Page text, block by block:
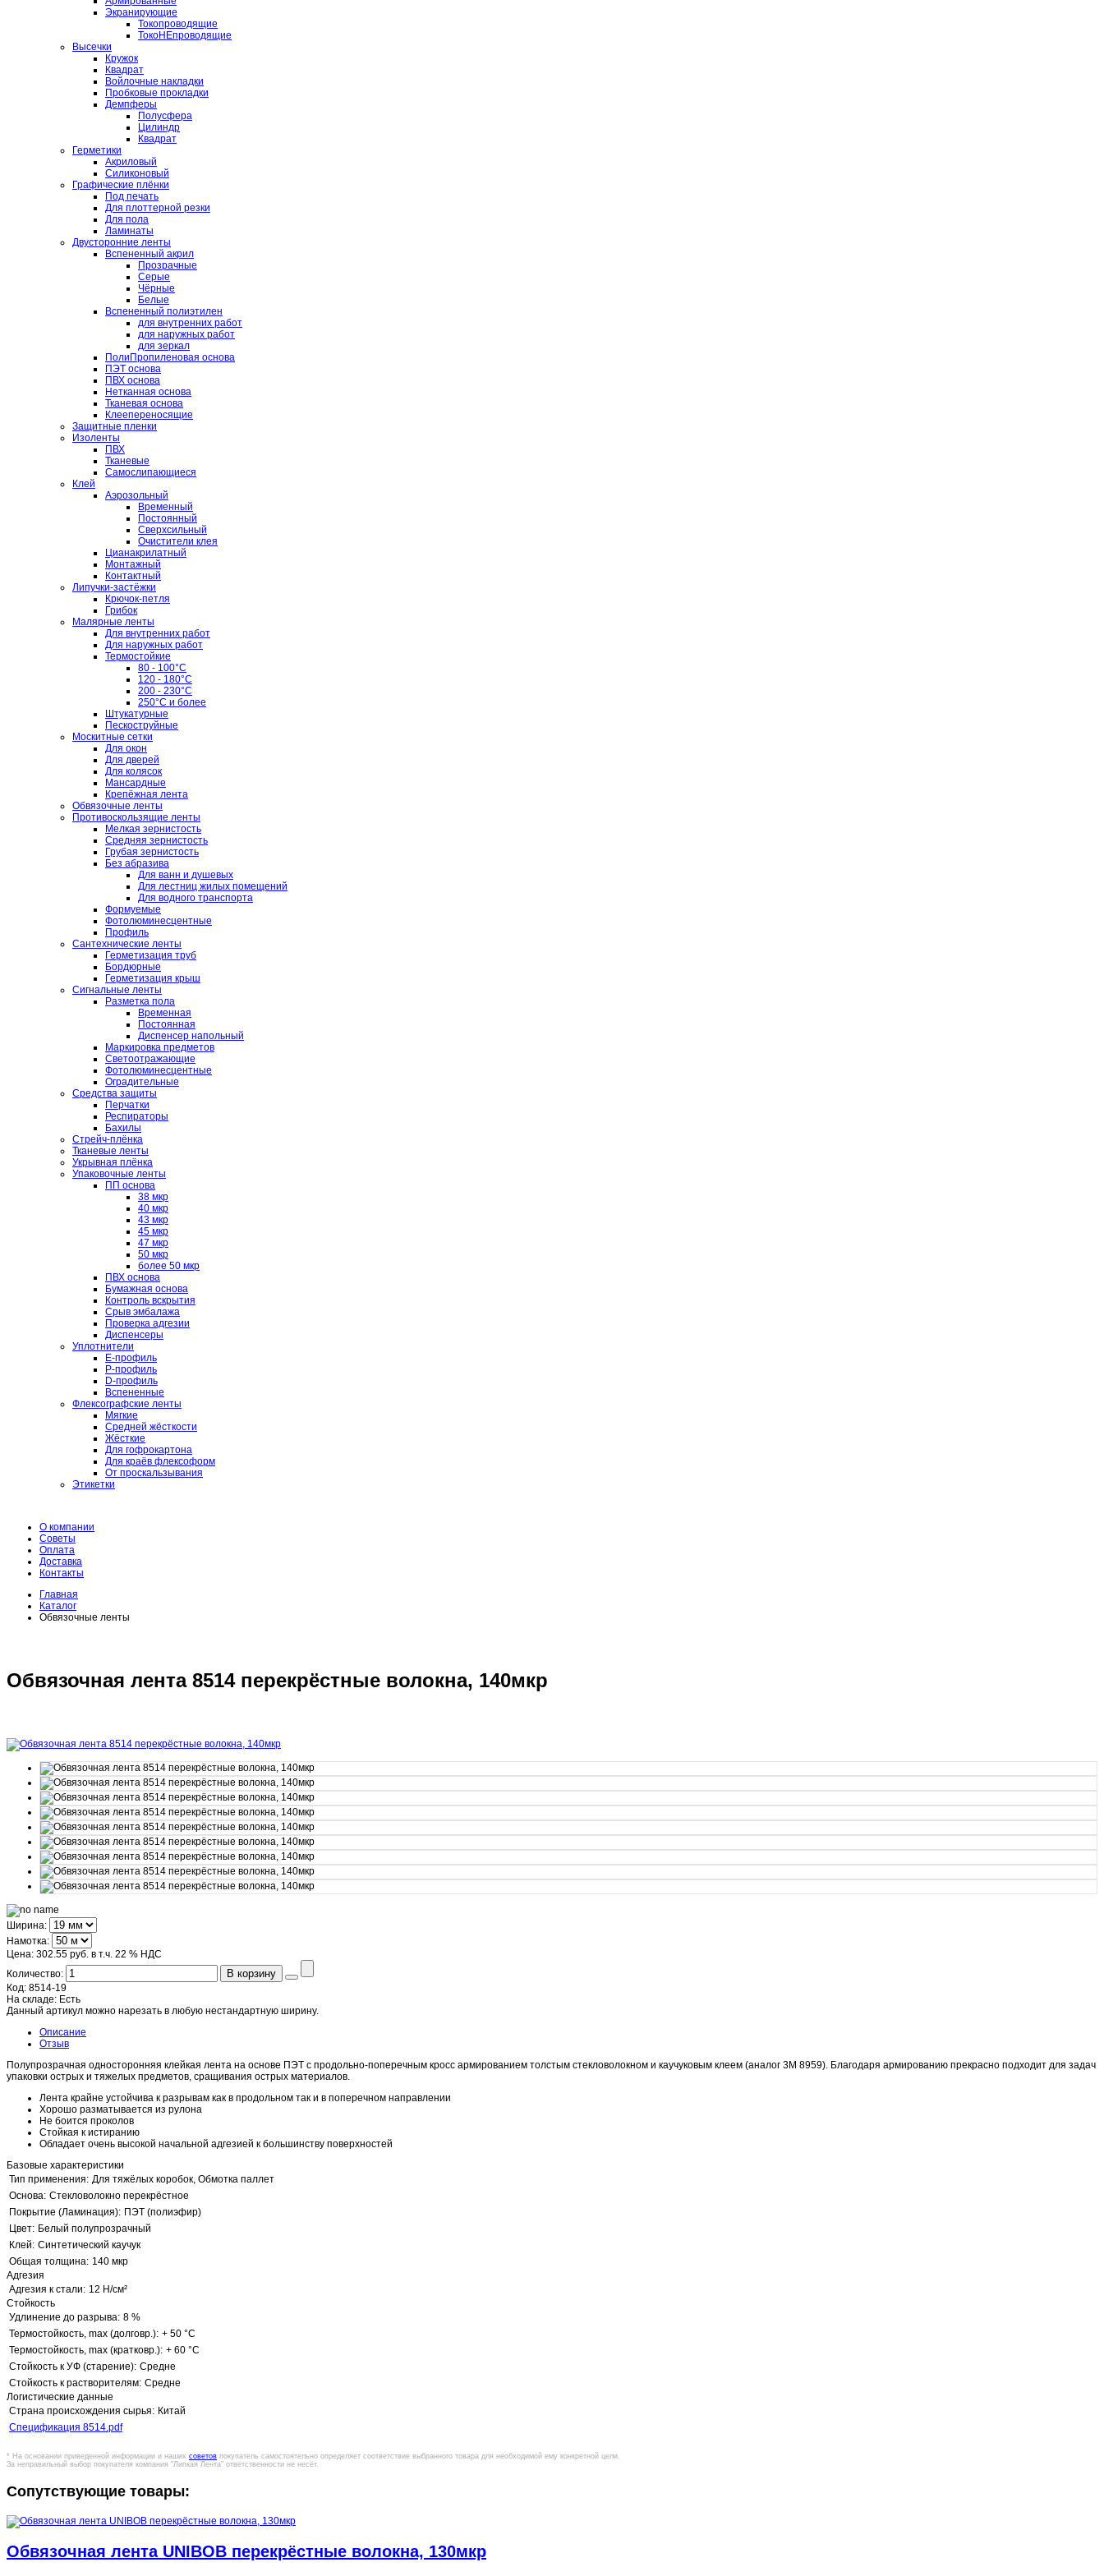
Экранирующие
Токопроводящие
ТокоНЕпроводящие
Высечки
Кружок
Квадрат
Войлочные накладки
Пробковые прокладки
Демпферы
Полусфера
Цилиндр
Квадрат
Герметики
Акриловый
Силиконовый
Графические плёнки
Под печать
Для плоттерной резки
Для пола
Ламинаты
Двусторонние ленты
Вспененный акрил
Прозрачные
Серые
Чёрные
Белые
Вспененный полиэтилен
для внутренних работ
для наружных работ
для зеркал
ПолиПропиленовая основа
ПЭТ основа
ПВХ основа
Нетканная основа
Тканевая основа
Клеепереносящие
Защитные пленки
Изоленты
ПВХ
Тканевые
Самослипающиеся
Клей
Аэрозольный
Временный
Постоянный
Сверхсильный
Очистители клея
Цианакрилатный
Монтажный
Контактный
Липучки-застёжки
Крючок-петля
Грибок
Малярные ленты
Для внутренних работ
Для наружных работ
Термостойкие
80 - 100°C
120 - 180°C
200 - 230°C
250°C и более
Штукатурные
Пескоструйные
Москитные сетки
Для окон
Для дверей
Для колясок
Мансардные
Крепёжная лента
Обвязочные ленты
Противоскользящие ленты
Мелкая зернистость
Средняя зернистость
Грубая зернистость
Без абразива
Для ванн и душевых
Для лестниц жилых помещений
Для водного транспорта
Формуемые
Фотолюминесцентные
Профиль
Сантехнические ленты
Герметизация труб
Бордюрные
Герметизация крыш
Сигнальные ленты
Разметка пола
Временная
Постоянная
Диспенсер напольный
Маркировка предметов
Светоотражающие
Фотолюминесцентные
Оградительные
Средства защиты
Перчатки
Респираторы
Бахилы
Стрейч-плёнка
Тканевые ленты
Укрывная плёнка
Упаковочные ленты
ПП основа
38 мкр
40 мкр
43 мкр
45 мкр
47 мкр
50 мкр
более 50 мкр
ПВХ основа
Бумажная основа
Контроль вскрытия
Срыв эмбалажа
Проверка адгезии
Диспенсеры
Уплотнители
E-профиль
P-профиль
D-профиль
Вспененные
Флексографские ленты
Мягкие
Средней жёсткости
Жёсткие
Для гофрокартона
Для краёв флексоформ
От проскальзывания
Этикетки
О компании
Советы
Оплата
Доставка
Контакты
Главная
Каталог
Обвязочные ленты
Обвязочная лента 8514 перекрёстные волокна, 140мкр
Ширина:
Намотка:
Цена: 302.55 руб. в т.ч. 22 % НДС
Количество:
В корзину
Код: 8514-19
На складе: Есть
Данный артикул можно нарезать в любую нестандартную ширину.
Описание
Отзыв
Полупрозрачная односторонняя клейкая лента на основе ПЭТ с продольно-поперечным кросс армированием толстым стекловолокном и каучуковым клеем (аналог 3M 8959). Благодаря армированию прекрасно подходит для задач
упаковки острых и тяжелых предметов, сращивания острых материалов.
Лента крайне устойчива к разрывам как в продольном так и в поперечном направлении
Хорошо разматывается из рулона
Не боится проколов
Стойкая к истиранию
Обладает очень высокой начальной адгезией к большинству поверхностей
Базовые характеристики
Тип применения: Для тяжёлых коробок, Обмотка паллет
Основа: Стекловолокно перекрёстное
Покрытие (Ламинация): ПЭТ (полиэфир)
Цвет: Белый полупрозрачный
Клей: Синтетический каучук
Общая толщина: 140 мкр
Адгезия
Адгезия к стали: 12 Н/см²
Стойкость
Удлинение до разрыва: 8 %
Термостойкость, max (долговр.): + 50 °C
Термостойкость, max (кратковр.): + 60 °C
Стойкость к УФ (старение): Средне
Стойкость к растворителям: Средне
Логистические данные
Страна происхождения сырья: Китай
Спецификация 8514.pdf
* На основании приведенной информации и наших советов покупатель самостоятельно определяет соответствие выбранного товара для необходимой ему конкретной цели.
За неправильный выбор покупателя компания "Липкая Лента" ответственности не несёт.
Сопутствующие товары:
Обвязочная лента UNIBOB перекрёстные волокна, 130мкр